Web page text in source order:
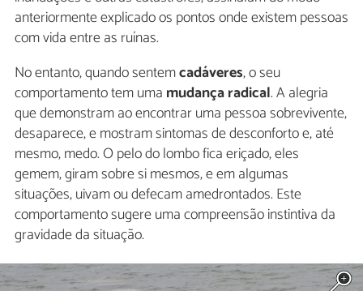
anteriormente explicado os pontos onde existem pessoas
com vida entre as ruínas.
No entanto, quando sentemcadáveres, o seu
comportamento tem uma mudança radical. A alegria
que demonstram ao encontrar uma pessoa sobrevivente,
desaparece, e mostram sintomas de desconforto e, até
mesmo, medo. O pelo do lombo fica eriçado, eles
gemem, giram sobre si mesmos, e em algumas
situações, uivam ou defecam amedrontados. Este
comportamento sugere uma compreensão instintiva da
gravidade da situação.